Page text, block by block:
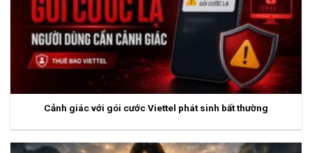
Cảnh giác với gói cước Viettel phát sinh bất thường